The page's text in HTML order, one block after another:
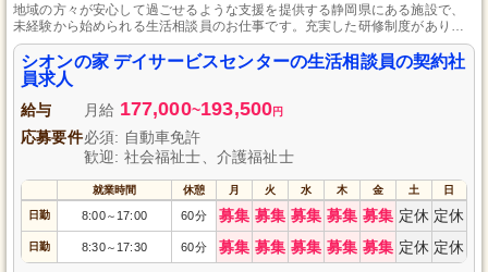
地域の方々が安心して過ごせるような支援を提供する静岡県にある施設で、
未経験から始められる生活相談員のお仕事です。充実した研修制度があり、
経験豊富なスタッフがあなたの成長を支えます。自分のライフスタイルに合
わせた働き方が可能なので、地域の方々の支えになりたいと考えている方に
は最適です。
シオンの家 デイサービスセンターの生活相談員の契約社
員求人
給与 月給 177,000~193,500円
応募要件必須: 自動車免許
歓迎: 社会福祉士、介護福祉士
就業時間 休憩 月 火 水 木 金 土 日
日勤 8:00～ 17:00 60分 募集 募集 募集 募集 募集 定休 定休
日勤 8:30～ 17:30 60分 募集 募集 募集 募集 募集 定休 定休